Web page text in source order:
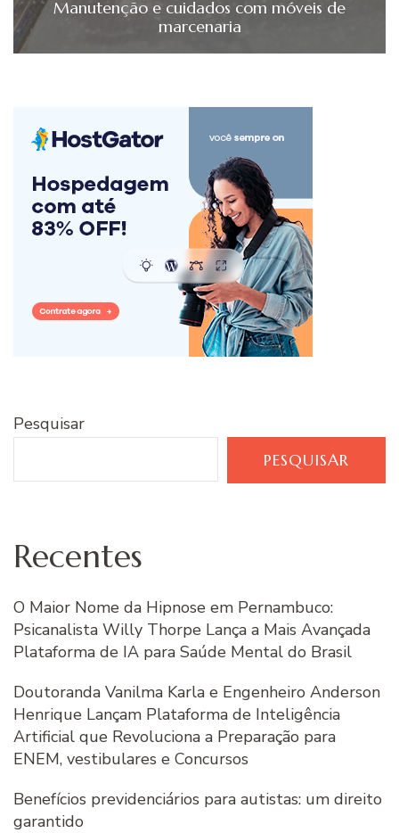
Manutenção e cuidados com móveis de
marcenaria
Pesquisar
PESQUISAR
Recentes
O Maior Nome da Hipnose em Pernambuco:
Psicanalista Willy Thorpe Lança a Mais Avançada
Plataforma de IA para Saúde Mental do Brasil
Doutoranda Vanilma Karla e Engenheiro Anderson
Henrique Lançam Plataforma de Inteligência
Artificial que Revoluciona a Preparação para
ENEM, vestibulares e Concursos
Benefícios previdenciários para autistas: um direito
garantido